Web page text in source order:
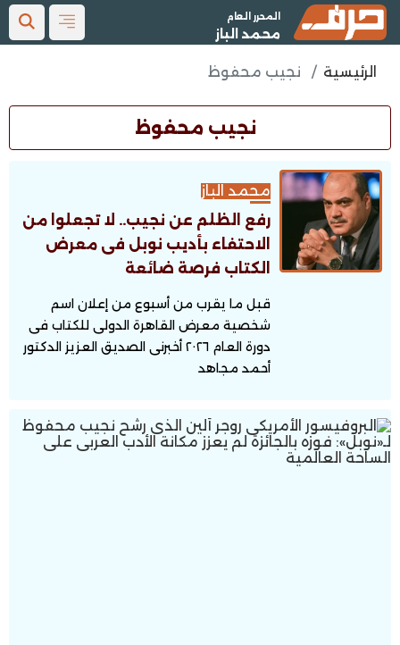
المحرر العام
محمد الباز
الرئيسية نجيب محفوظ
نجيب محفوظ
محمد الباز
رفع الظلم عن نجيب.. لا تجعلوا من
الاحتفاء بأديب نوبل فى معرض
الكتاب فرصة ضائعة
قبل ما يقرب من أسبوع من إعلان اسم
شخصية معرض القاهرة الدولى للكتاب فى
دورة العام ٢٠٢٦ أخبرنى الصديق العزيز الدكتور
أحمد مجاهد